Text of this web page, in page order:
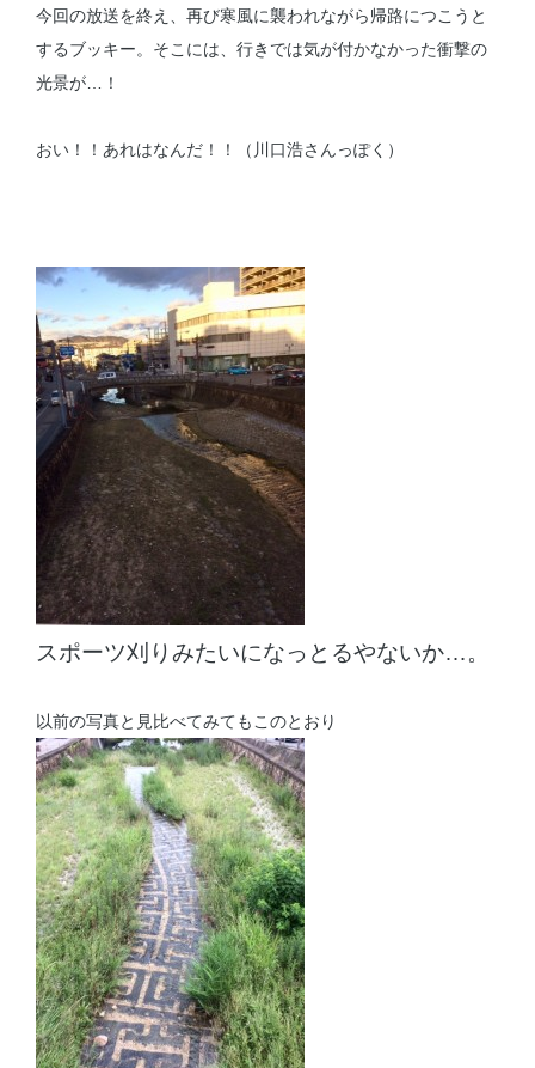
今回の放送を終え、再び寒風に襲われながら帰路につこうと
するブッキー。そこには、行きでは気が付かなかった衝撃の
光景が…！
おい！！あれはなんだ！！（川口浩さんっぽく）
スポーツ刈りみたいになっとるやないか…。
以前の写真と見比べてみてもこのとおり